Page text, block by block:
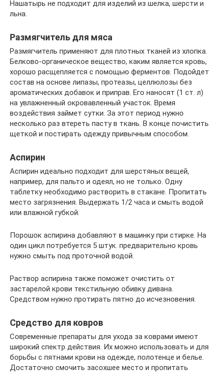
Нашатырь не подходит для изделий из шелка, шерсти и
льна.
Размягчитель для мяса
Размягчитель применяют для плотных тканей из хлопка.
Белково-органическое вещество, каким является кровь,
хорошо расщепляется с помощью ферментов. Подойдет
состав на основе липазы, протеазы, целлюлозы без
ароматических добавок и приправ. Его наносят (1 ст. л)
на увлажненный окровавленный участок. Время
воздействия займет сутки. За этот период нужно
несколько раз втереть пасту в ткань. В конце почистить
щеткой и постирать одежду привычным способом.
Аспирин
Аспирин идеально подходит для шерстяных вещей,
например, для пальто и одеял, но не только. Одну
таблетку необходимо растворить в стакане. Пропитать
место загрязнения. Выдержать 1/2 часа и смыть водой
или влажной губкой.
Порошок аспирина добавляют в машинку при стирке. На
один цикл потребуется 5 штук. предварительно кровь
нужно смыть под проточной водой.
Раствор аспирина также поможет очистить от
застарелой крови текстильную обивку дивана.
Средством нужно протирать пятно до исчезновения.
Средство для ковров
Современные препараты для ухода за коврами имеют
широкий спектр действия. Их можно использовать и для
борьбы с пятнами крови на одежде, полотенце и белье.
Достаточно смочить засохшее место и пропитать